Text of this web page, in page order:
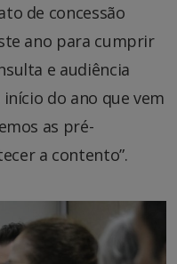
de concessão
ano para cumprir
e audiência
do ano que vem
as pré-
a contento”.